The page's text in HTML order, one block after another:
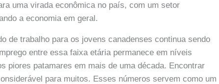
uma virada econômica no país, com um setor
a economia em geral.
de trabalho para os jovens canadenses continua sendo
entre essa faixa etária permanece em níveis
piores patamares em mais de uma década. Encontrar
para muitos. Esses números servem como um